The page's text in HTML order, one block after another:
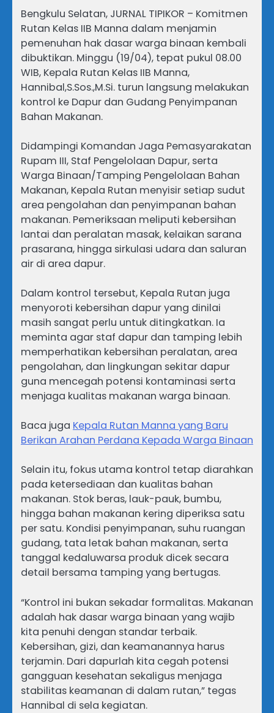
Bengkulu Selatan, JURNAL TIPIKOR – Komitmen
Rutan Kelas IIB Manna dalam menjamin
pemenuhan hak dasar warga binaan kembali
dibuktikan. Minggu (19/04), tepat pukul 08.00
WIB, Kepala Rutan Kelas IIB Manna,
Hannibal,S.Sos.,M.Si. turun langsung melakukan
kontrol ke Dapur dan Gudang Penyimpanan
Bahan Makanan.
Didampingi Komandan Jaga Pemasyarakatan
Rupam III, Staf Pengelolaan Dapur, serta
Warga Binaan/Tamping Pengelolaan Bahan
Makanan, Kepala Rutan menyisir setiap sudut
area pengolahan dan penyimpanan bahan
makanan. Pemeriksaan meliputi kebersihan
lantai dan peralatan masak, kelaikan sarana
prasarana, hingga sirkulasi udara dan saluran
air di area dapur.
Dalam kontrol tersebut, Kepala Rutan juga
menyoroti kebersihan dapur yang dinilai
masih sangat perlu untuk ditingkatkan. Ia
meminta agar staf dapur dan tamping lebih
memperhatikan kebersihan peralatan, area
pengolahan, dan lingkungan sekitar dapur
guna mencegah potensi kontaminasi serta
menjaga kualitas makanan warga binaan.
Baca juga Kepala Rutan Manna yang Baru
Berikan Arahan Perdana Kepada Warga Binaan
Selain itu, fokus utama kontrol tetap diarahkan
pada ketersediaan dan kualitas bahan
makanan. Stok beras, lauk-pauk, bumbu,
hingga bahan makanan kering diperiksa satu
per satu. Kondisi penyimpanan, suhu ruangan
gudang, tata letak bahan makanan, serta
tanggal kedaluwarsa produk dicek secara
detail bersama tamping yang bertugas.
“Kontrol ini bukan sekadar formalitas. Makanan
adalah hak dasar warga binaan yang wajib
kita penuhi dengan standar terbaik.
Kebersihan, gizi, dan keamanannya harus
terjamin. Dari dapurlah kita cegah potensi
gangguan kesehatan sekaligus menjaga
stabilitas keamanan di dalam rutan,” tegas
Hannibal di sela kegiatan.